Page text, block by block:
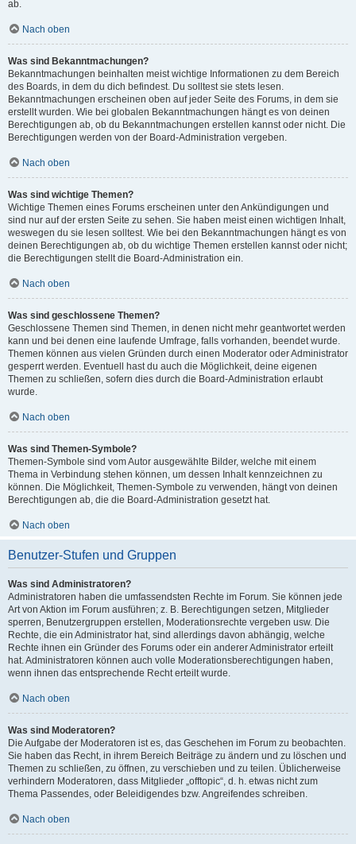
ab.
Nach oben
Was sind Bekanntmachungen?
Bekanntmachungen beinhalten meist wichtige Informationen zu dem Bereich
des Boards, in dem du dich befindest. Du solltest sie stets lesen.
Bekanntmachungen erscheinen oben auf jeder Seite des Forums, in dem sie
erstellt wurden. Wie bei globalen Bekanntmachungen hängt es von deinen
Berechtigungen ab, ob du Bekanntmachungen erstellen kannst oder nicht. Die
Berechtigungen werden von der Board-Administration vergeben.
Nach oben
Was sind wichtige Themen?
Wichtige Themen eines Forums erscheinen unter den Ankündigungen und
sind nur auf der ersten Seite zu sehen. Sie haben meist einen wichtigen Inhalt,
weswegen du sie lesen solltest. Wie bei den Bekanntmachungen hängt es von
deinen Berechtigungen ab, ob du wichtige Themen erstellen kannst oder nicht;
die Berechtigungen stellt die Board-Administration ein.
Nach oben
Was sind geschlossene Themen?
Geschlossene Themen sind Themen, in denen nicht mehr geantwortet werden
kann und bei denen eine laufende Umfrage, falls vorhanden, beendet wurde.
Themen können aus vielen Gründen durch einen Moderator oder Administrator
gesperrt werden. Eventuell hast du auch die Möglichkeit, deine eigenen
Themen zu schließen, sofern dies durch die Board-Administration erlaubt
wurde.
Nach oben
Was sind Themen-Symbole?
Themen-Symbole sind vom Autor ausgewählte Bilder, welche mit einem
Thema in Verbindung stehen können, um dessen Inhalt kennzeichnen zu
können. Die Möglichkeit, Themen-Symbole zu verwenden, hängt von deinen
Berechtigungen ab, die die Board-Administration gesetzt hat.
Nach oben
Benutzer-Stufen und Gruppen
Was sind Administratoren?
Administratoren haben die umfassendsten Rechte im Forum. Sie können jede
Art von Aktion im Forum ausführen; z. B. Berechtigungen setzen, Mitglieder
sperren, Benutzergruppen erstellen, Moderationsrechte vergeben usw. Die
Rechte, die ein Administrator hat, sind allerdings davon abhängig, welche
Rechte ihnen ein Gründer des Forums oder ein anderer Administrator erteilt
hat. Administratoren können auch volle Moderationsberechtigungen haben,
wenn ihnen das entsprechende Recht erteilt wurde.
Nach oben
Was sind Moderatoren?
Die Aufgabe der Moderatoren ist es, das Geschehen im Forum zu beobachten.
Sie haben das Recht, in ihrem Bereich Beiträge zu ändern und zu löschen und
Themen zu schließen, zu öffnen, zu verschieben und zu teilen. Üblicherweise
verhindern Moderatoren, dass Mitglieder „offtopic“, d. h. etwas nicht zum
Thema Passendes, oder Beleidigendes bzw. Angreifendes schreiben.
Nach oben